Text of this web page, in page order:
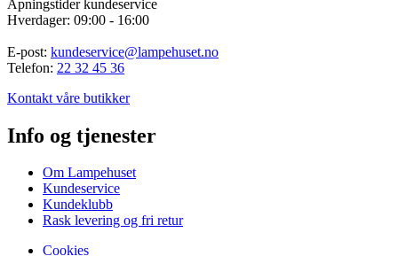
Åpningstider kundeservice
Hverdager: 09:00 - 16:00
E-post: kundeservice@lampehuset.no
Telefon: 22 32 45 36
Kontakt våre butikker
Info og tjenester
Om Lampehuset
Kundeservice
Kundeklubb
Rask levering og fri retur
Cookies